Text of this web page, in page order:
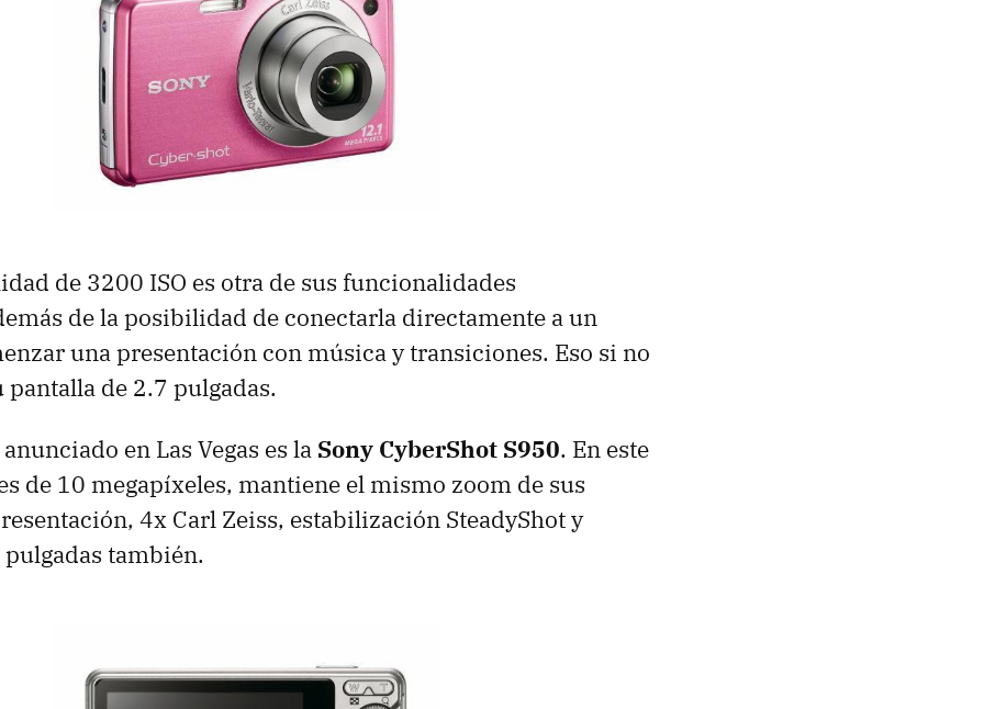
de 3200 ISO es otra de sus funcionalidades
de la posibilidad de conectarla directamente a un
una presentación con música y transiciones. Eso si no
pantalla de 2.7 pulgadas.
en Las Vegas es la Sony CyberShot S950. En este
de 10 megapíxeles, mantiene el mismo zoom de sus
4x Carl Zeiss, estabilización SteadyShot y
también.